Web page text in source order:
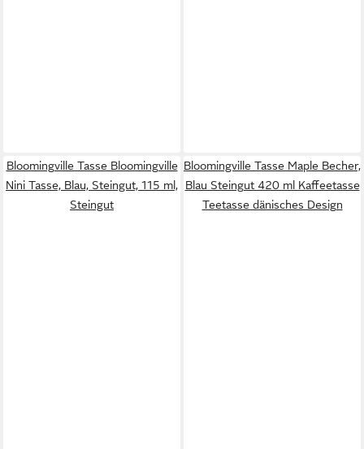
Bloomingville Tasse Bloomingville
Nini Tasse, Blau, Steingut, 115 ml,
Steingut
Bloomingville Tasse Maple Becher,
Blau Steingut 420 ml Kaffeetasse
Teetasse dänisches Design